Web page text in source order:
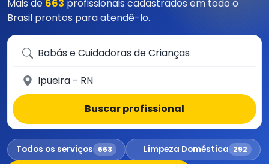
Mais de 663 profissionais cadastrados em todo o
Brasil prontos para atendê-lo.
Que serviço você precisa?
Em qual cidade?
Buscar profissional
Todos os serviços 663 Limpeza Doméstica 292